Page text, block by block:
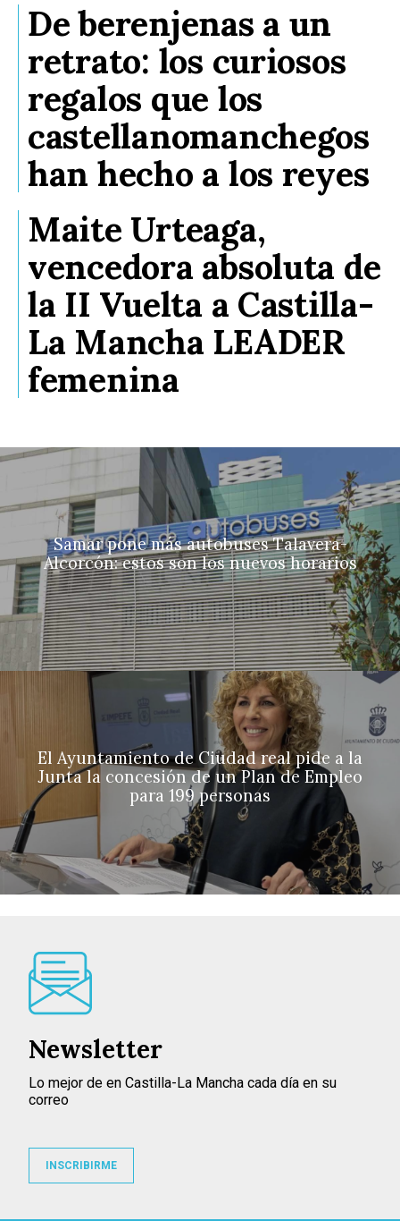
De berenjenas a un
retrato: los curiosos
regalos que los
castellanomanchegos
han hecho a los reyes
Maite Urteaga,
vencedora absoluta de
la II Vuelta a Castilla-
La Mancha LEADER
femenina
Samar pone más autobuses Talavera-
Alcorcón: estos son los nuevos horarios
El Ayuntamiento de Ciudad real pide a la
Junta la concesión de un Plan de Empleo
para 199 personas
Newsletter
Lo mejor de en Castilla-La Mancha cada día en su
correo
INSCRIBIRME